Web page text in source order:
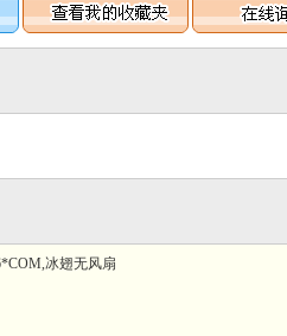
冰翅无风扇